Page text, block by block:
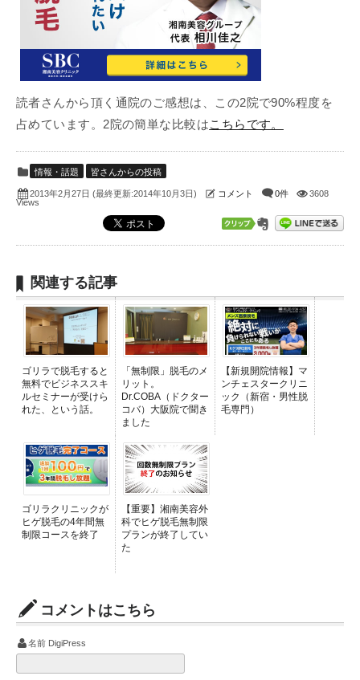
読者さんから頂く通院のご感想は、この2院で90%程度を
占めています。2院の簡単な比較はこちらです。
情報・話題 皆さんからの投稿
2013年2月27日 (最終更新:2014年10月3日) コメント 0件
3608
Views
関連する記事
ゴリラで脱毛すると
無料でビジネススキ
ルセミナーが受けら
れた、という話。
「無制限」脱毛のメ
リット。
Dr.COBA（ドクター
コバ）大阪院で聞き
ました
【新規開院情報】マ
ンチェスタークリニ
ック（新宿・男性脱
毛専門）
ゴリラクリニックが
ヒゲ脱毛の4年間無
制限コースを終了
【重要】湘南美容外
科でヒゲ脱毛無制限
プランが終了してい
た
コメントはこちら
名前 DigiPress